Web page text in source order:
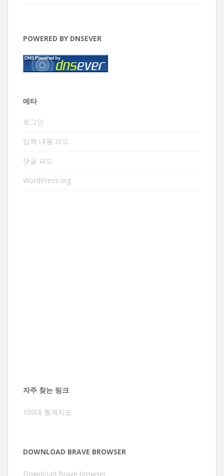
POWERED BY DNSEVER
메타
로그인
입력 내용 피드
댓글 피드
WordPress.org
자주 찾는 링크
100대 통계지표
DOWNLOAD BRAVE BROWSER
Download Brave browser